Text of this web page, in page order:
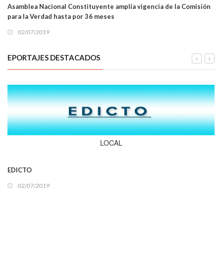
Asamblea Nacional Constituyente amplía vigencia de la Comisión
para la Verdad hasta por 36 meses
02/07/2019
EPORTAJES DESTACADOS
LOCAL
EDICTO
02/07/2019